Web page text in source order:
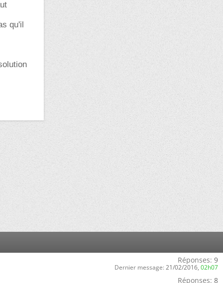
qu'il
Réponses: 9
Dernier message: 21/02/2016, 02h07
Réponses: 8